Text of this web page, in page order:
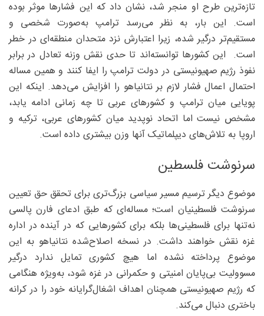
تازه‌ترین طرح او منجر شد، نشان داد که این فشارها موثر بوده
است. این بار، به نظر می‌رسد ترامپ به‌صورت شخصی و
مستقیم‌تر درگیر شده، زیرا اعتبارش نزد متحدان منطقه‌ای در خطر
است. این کشورها توانسته‌اند تا حدی نقش وزنه تعادل در برابر
نفوذ رژیم صهیونیستی در دولت ترامپ را ایفا کنند و همین مساله
احتمال اعمال فشار لازم بر نتانیاهو را افزایش می‌دهد. اینکه این
پویایی میان ترامپ و کشورهای عربی تا چه زمانی ادامه یابد،
مشخص نیست اما اتحاد نوپدید میان کشورهای عربی، ترکیه و
اروپا به تلاش‌های دیپلماتیک آنها وزن بیشتری داده است.
سرنوشت فلسطین
موضوع دیگر ترسیم مسیر سیاسی بزرگ‌تری برای تحقق حق تعیین
سرنوشت فلسطینیان است؛ مساله‌ای که طبق ادعای فارن پالسی
نه‌تنها برای فلسطینی‌ها بلکه برای کشورهایی که در آینده در اداره
غزه نقش خواهند داشت. در نسخه اصلاح‌شده نتانیاهو به این
موضوع پرداخته نشده اما هیچ کشوری تمایل ندارد درگیر
مسوولیت بی‌پایان امنیتی و حکمرانی در غزه شود، به‌ویژه هنگامی
که رژیم صهیونیستی همچنان اهداف اشغال‌گرایانه خود را در کرانه
باختری دنبال می‌کند.